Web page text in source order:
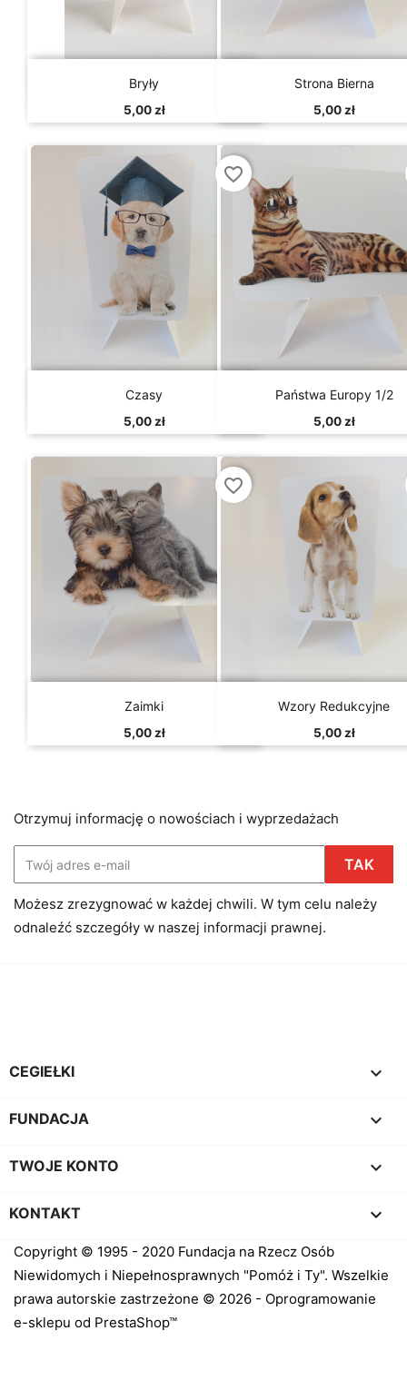
Szybki podgląd
Bryły
5,00 zł
Szybki podgląd
Strona Bierna
5,00 zł
Szybki podgląd
Czasy
5,00 zł
favorite_border
Szybki podgląd
Państwa Europy 1/2
5,00 zł
Szybki podgląd
Zaimki
5,00 zł
favorite_border
Szybki podgląd
Wzory Redukcyjne
5,00 zł
Otrzymuj informację o nowościach i wyprzedażach
Możesz zrezygnować w każdej chwili. W tym celu należy
odnaleźć szczegóły w naszej informacji prawnej.
CEGIEŁKI 
FUNDACJA 
TWOJE KONTO 
KONTAKT keyboard_arrow_down
Copyright © 1995 - 2020 Fundacja na Rzecz Osób
Niewidomych i Niepełnosprawnych "Pomóż i Ty". Wszelkie
prawa autorskie zastrzeżone © 2026 - Oprogramowanie
e-sklepu od PrestaShop™